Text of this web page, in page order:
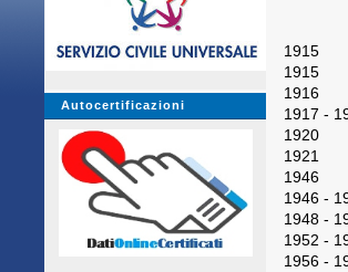
Autocertificazioni
1915
1915
1916
1917 -
1920
1921
1946
1946 -
1948 -
1952 -
1956 -